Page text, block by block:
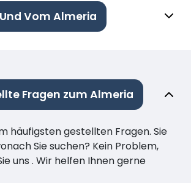
Vom Almeria
Fragen zum Almeria
häufigsten gestellten Fragen. Sie
Sie suchen? Kein Problem,
uns . Wir helfen Ihnen gerne